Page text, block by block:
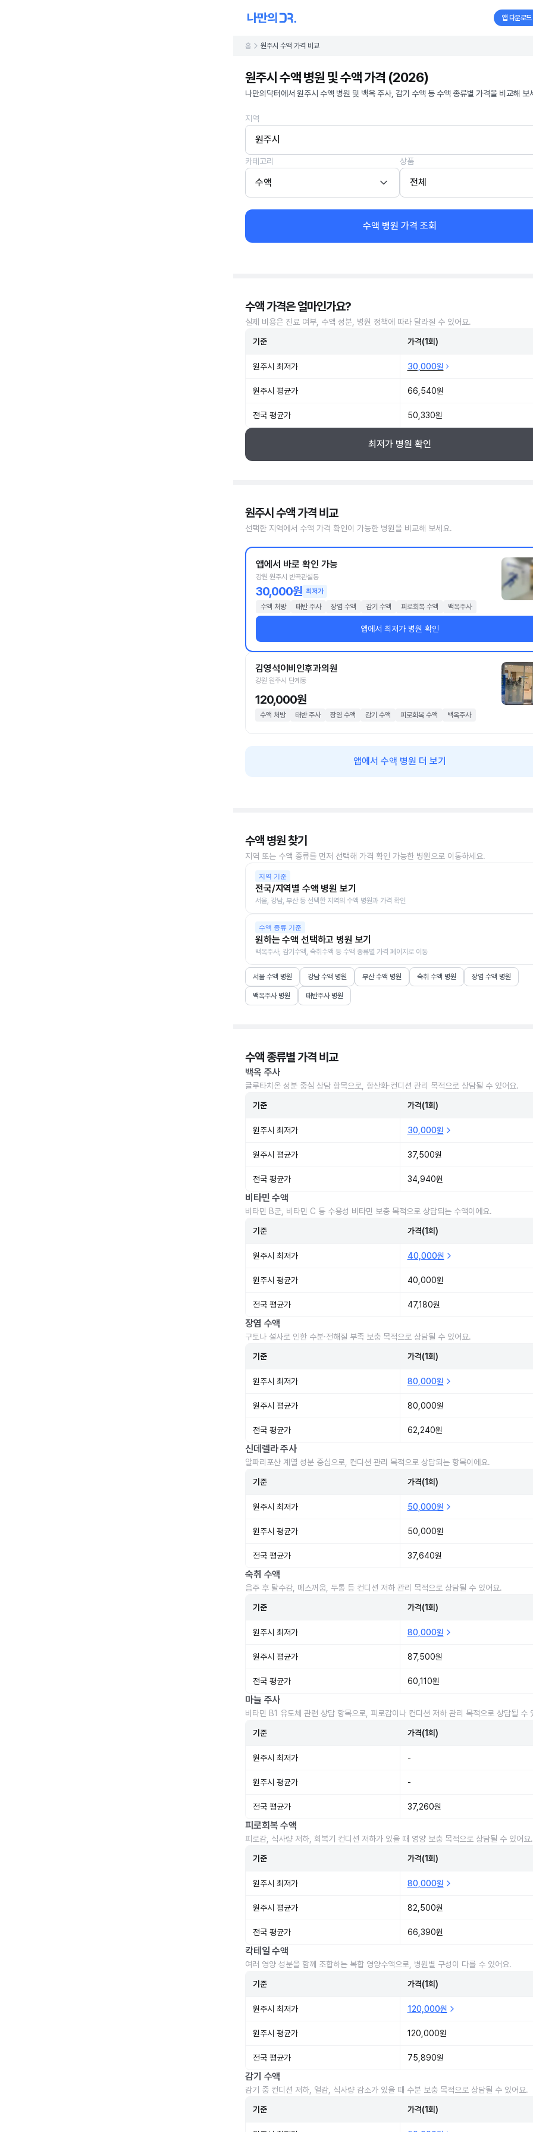
앱 다운로드
홈 원주시 수액 가격 비교
원주시 수액 병원 및 수액 가격 (2026)
나만의닥터에서 원주시 수액 병원 및 백옥 주사, 감기 수액 등 수액 종류별 가격을 비교해 보
지역
원주시
카테고리
수액
상품
전체
수액 병원 가격 조회
수액 가격은 얼마인가요?
실제 비용은 진료 여부, 수액 성분, 병원 정책에 따라 달라질 수 있어요.
기준 가격(1회)
원주시 최저가 30,000원
원주시 평균가 66,540원
전국 평균가 50,330원
최저가 병원 확인
원주시 수액 가격 비교
선택한 지역에서 수액 가격 확인이 가능한 병원을 비교해 보세요.
앱에서 바로 확인 가능
강원 원주시 반곡관설동
30,000원 최저가
수액 처방
태반 주사 장염 수액 감기 수액 피로회복 수액 백옥주사
앱에서 최저가 병원 확인
김영석이비인후과의원
강원 원주시 단계동
120,000원
수액 처방 태반 주사 장염 수액 감기 수액 피로회복 수액 백옥주사
앱에서 수액 병원 더 보기
수액 병원 찾기
지역 또는 수액 종류를 먼저 선택해 가격 확인 가능한 병원으로 이동하세요.
지역 기준
전국/지역별 수액 병원 보기
서울, 강남, 부산 등 선택한 지역의 수액 병원과 가격 확인
수액 종류 기준
원하는 수액 선택하고 병원 보기
백옥주사, 감기수액, 숙취수액 등 수액 종류별 가격 페이지로 이동
서울 수액 병원 강남 수액 병원 부산 수액 병원 숙취 수액 병원 장염 수액 병원
백옥주사 병원 태반주사 병원
수액 종류별 가격 비교
백옥 주사
글루타치온 성분 중심 상담 항목으로, 항산화·컨디션 관리 목적으로 상담될 수 있어요.
기준 가격(1회)
원주시 최저가 30,000원
원주시 평균가 37,500원
전국 평균가 34,940원
비타민 수액
비타민 B군, 비타민 C 등 수용성 비타민 보충 목적으로 상담되는 수액이에요.
기준 가격(1회)
원주시 최저가 40,000원
원주시 평균가 40,000원
전국 평균가 47,180원
장염 수액
구토나 설사로 인한 수분·전해질 부족 보충 목적으로 상담될 수 있어요.
기준 가격(1회)
원주시 최저가 80,000원
원주시 평균가 80,000원
전국 평균가 62,240원
신데렐라 주사
알파리포산 계열 성분 중심으로, 컨디션 관리 목적으로 상담되는 항목이에요.
기준 가격(1회)
원주시 최저가 50,000원
원주시 평균가 50,000원
전국 평균가 37,640원
숙취 수액
음주 후 탈수감, 메스꺼움, 두통 등 컨디션 저하 관리 목적으로 상담될 수 있어요.
기준 가격(1회)
원주시 최저가 80,000원
원주시 평균가 87,500원
전국 평균가 60,110원
마늘 주사
비타민 B1 유도체 관련 상담 항목으로, 피로감이나 컨디션 저하 관리 목적으로 상담될 수
기준 가격(1회)
원주시 최저가 -
원주시 평균가 -
전국 평균가 37,260원
피로회복 수액
피로감, 식사량 저하, 회복기 컨디션 저하가 있을 때 영양 보충 목적으로 상담될 수 있어요.
기준 가격(1회)
원주시 최저가 80,000원
원주시 평균가 82,500원
전국 평균가 66,390원
칵테일 수액
여러 영양 성분을 함께 조합하는 복합 영양수액으로, 병원별 구성이 다를 수 있어요.
기준 가격(1회)
원주시 최저가 120,000원
원주시 평균가 120,000원
전국 평균가 75,890원
감기 수액
감기 중 컨디션 저하, 열감, 식사량 감소가 있을 때 수분 보충 목적으로 상담될 수 있어요.
기준 가격(1회)